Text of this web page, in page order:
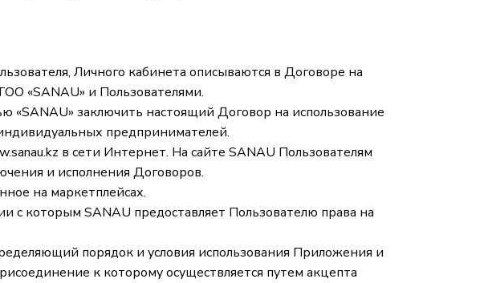
Личного кабинета описываются в Договоре на
«SANAU» и Пользователями.
«SANAU» заключить настоящий Договор на использование
предпринимателей.
в сети Интернет. На сайте SANAU Пользователям
и исполнения Договоров.
на маркетплейсах.
с которым SANAU предоставляет Пользователю права на
порядок и условия использования Приложения и
к которому осуществляется путем акцепта